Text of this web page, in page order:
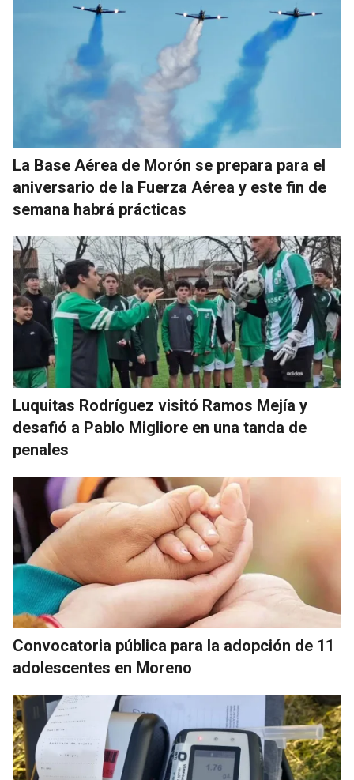
La Base Aérea de Morón se prepara para el
aniversario de la Fuerza Aérea y este fin de
semana habrá prácticas
Luquitas Rodríguez visitó Ramos Mejía y
desafió a Pablo Migliore en una tanda de
penales
Convocatoria pública para la adopción de 11
adolescentes en Moreno